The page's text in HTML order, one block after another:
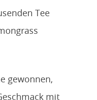
Tee
gewonnen,
mit